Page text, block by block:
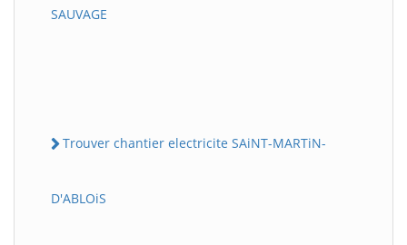
SAUVAGE
Trouver chantier electricite SAiNT-MARTiN-
D'ABLOiS